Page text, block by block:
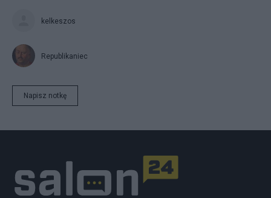
kelkeszos
Republikaniec
Napisz notkę